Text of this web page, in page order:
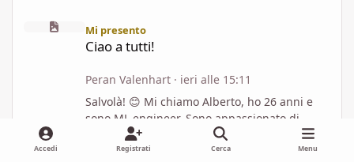
Ciao a tutti!
Mi presento
Ciao a tutti!
Peran Valenhart· ieri alle 15:11
Salvolà! 😊 Mi chiamo Alberto, ho 26 anni e
sono ML engineer. Sono appassionato di
fantasy fin da ragazzino, iniziando il mio
percorso ruolistico con Pathfinder1e. Ho
Accedi Registrati Cerca Menu